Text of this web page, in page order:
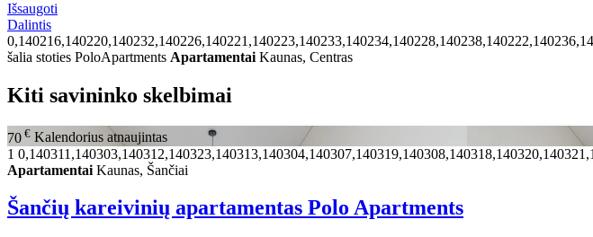
Išsaugoti
Dalintis
šalia stoties PoloApartments Apartamentai Kaunas, Centras
Kiti savininko skelbimai
70 € Kalendorius atnaujintas
1
Apartamentai Kaunas, Šančiai
Šančių kareivinių apartamentas Polo Apartments